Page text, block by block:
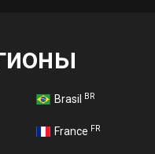
Brasil BR
France FR